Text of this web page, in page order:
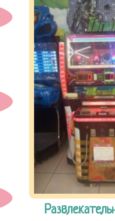
Дні народження
Кафе
Ціни
Галерея
Контакти